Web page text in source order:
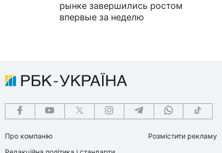
рынке завершились ростом
впервые за неделю
Про компанію
Розмістити рекламу